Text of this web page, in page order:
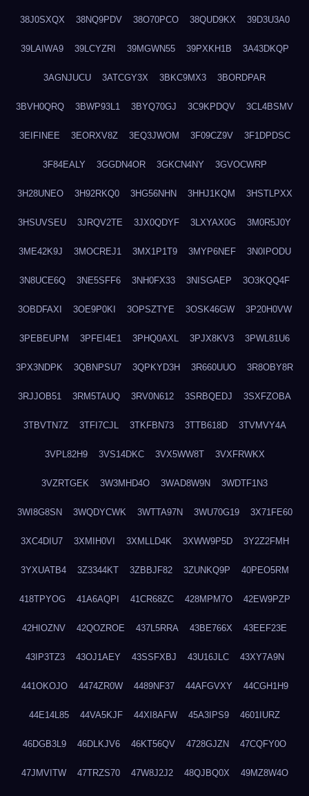
38J0SXQX 38NQ9PDV 38O70PCO 38QUD9KX 39D3U3A0
39LAIWA9 39LCYZRI 39MGWN55 39PXKH1B 3A43DKQP
3AGNJUCU 3ATCGY3X 3BKC9MX3 3BORDPAR
3BVH0QRQ 3BWP93L1 3BYQ70GJ 3C9KPDQV 3CL4BSMV
3EIFINEE 3EORXV8Z 3EQ3JWOM 3F09CZ9V 3F1DPDSC
3F84EALY 3GGDN4OR 3GKCN4NY 3GVOCWRP
3H28UNEO 3H92RKQ0 3HG56NHN 3HHJ1KQM 3HSTLPXX
3HSUVSEU 3JRQV2TE 3JX0QDYF 3LXYAX0G 3M0R5J0Y
3ME42K9J 3MOCREJ1 3MX1P1T9 3MYP6NEF 3N0IPODU
3N8UCE6Q 3NE5SFF6 3NH0FX33 3NISGAEP 3O3KQQ4F
3OBDFAXI 3OE9P0KI 3OPSZTYE 3OSK46GW 3P20H0VW
3PEBEUPM 3PFEI4E1 3PHQ0AXL 3PJX8KV3 3PWL81U6
3PX3NDPK 3QBNPSU7 3QPKYD3H 3R660UUO 3R8OBY8R
3RJJOB51 3RM5TAUQ 3RV0N612 3SRBQEDJ 3SXFZOBA
3TBVTN7Z 3TFI7CJL 3TKFBN73 3TTB618D 3TVMVY4A
3VPL82H9 3VS14DKC 3VX5WW8T 3VXFRWKX
3VZRTGEK 3W3MHD4O 3WAD8W9N 3WDTF1N3
3WI8G8SN 3WQDYCWK 3WTTA97N 3WU70G19 3X71FE60
3XC4DIU7 3XMIH0VI 3XMLLD4K 3XWW9P5D 3Y2Z2FMH
3YXUATB4 3Z3344KT 3ZBBJF82 3ZUNKQ9P 40PEO5RM
418TPYOG 41A6AQPI 41CR68ZC 428MPM7O 42EW9PZP
42HIOZNV 42QOZROE 437L5RRA 43BE766X 43EEF23E
43IP3TZ3 43OJ1AEY 43SSFXBJ 43U16JLC 43XY7A9N
441OKOJO 4474ZR0W 4489NF37 44AFGVXY 44CGH1H9
44E14L85 44VA5KJF 44XI8AFW 45A3IPS9 4601IURZ
46DGB3L9 46DLKJV6 46KT56QV 4728GJZN 47CQFY0O
47JMVITW 47TRZS70 47W8J2J2 48QJBQ0X 49MZ8W4O